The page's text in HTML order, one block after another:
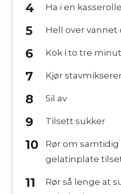
Ha i en kasserolle
Hell over vannet
Kok i to tre
Kjør
Sil av
Tilsett sukker
Rør om
gelatinplate
Rør så lenge at